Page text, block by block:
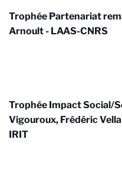
Trophée Partenariat
Arnoult - LAAS-CNRS
Trophée Impact Social/
Vigouroux, Frédéric
IRIT